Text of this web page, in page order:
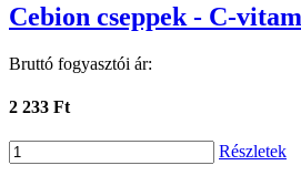
Cebion cseppek - C-
Bruttó fogyasztói ár:
2 233 Ft
Részletek